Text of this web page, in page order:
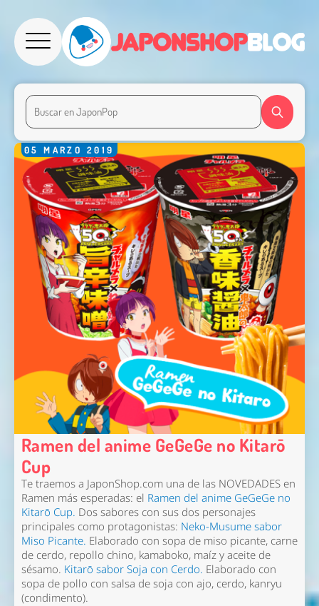
05 MARZO 2019
Ramen del anime GeGeGe no Kitarō
Cup
Te traemos a JaponShop.com una de las NOVEDADES en
Ramen más esperadas: el Ramen del anime GeGeGe no
Kitarō Cup. Dos sabores con sus dos personajes
principales como protagonistas: Neko-Musume sabor
Miso Picante. Elaborado con sopa de miso picante, carne
de cerdo, repollo chino, kamaboko, maíz y aceite de
sésamo. Kitarō sabor Soja con Cerdo. Elaborado con
sopa de pollo con salsa de soja con ajo, cerdo, kanryu
(condimento).